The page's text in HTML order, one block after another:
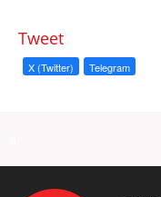
Tweet
X (Twitter) Telegram